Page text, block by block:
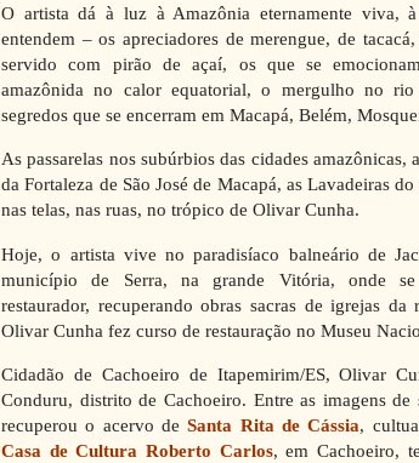
O artista dá à luz à Amazônia eternamente viva,
entendem – os apreciadores de merengue, de
servido com pirão de açaí, os que se
amazônida no calor equatorial, o mergulho no
segredos que se encerram em Macapá, Belém,
As passarelas nos subúrbios das cidades amazônicas,
da Fortaleza de São José de Macapá, as Lavadeiras
nas telas, nas ruas, no trópico de Olivar Cunha.
Hoje, o artista vive no paradisíaco balneário de
município de Serra, na grande Vitória, onde
restaurador, recuperando obras sacras de igrejas
Olivar Cunha fez curso de restauração no Museu
Cidadão de Cachoeiro de Itapemirim/ES, Olivar
Conduru, distrito de Cachoeiro. Entre as imagens de
recuperou o acervo deSanta Rita de Cássia,
Casa de Cultura Roberto Carlos, em Cachoeiro,